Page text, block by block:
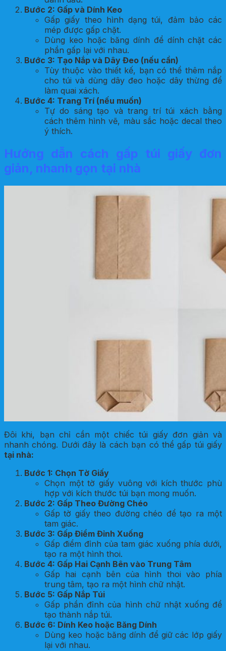
Bước 2: Gấp và Dính Keo
Gấp giấy theo hình dạng túi, đảm bảo các
mép được gấp chặt.
Dùng keo hoặc băng dính để dính chặt các
phần gấp lại với nhau.
Bước 3: Tạo Nắp và Dây Đeo (nếu cần)
Tùy thuộc vào thiết kế, bạn có thể thêm nắp
cho túi và dùng dây đeo hoặc dây thừng để
làm quai xách.
Bước 4: Trang Trí (nếu muốn)
Tự do sáng tạo và trang trí túi xách bằng
cách thêm hình vẽ, màu sắc hoặc decal theo
ý thích.
Hướng dẫn cách gấp túi giấy đơn
giản, nhanh gọn tại nhà
Đôi khi, bạn chỉ cần một chiếc túi giấy đơn giản và
nhanh chóng. Dưới đây là cách bạn có thể gấp túi giấy
tại nhà:
Bước 1: Chọn Tờ Giấy
Chọn một tờ giấy vuông với kích thước phù
hợp với kích thước túi bạn mong muốn.
Bước 2: Gấp Theo Đường Chéo
Gấp tờ giấy theo đường chéo để tạo ra một
tam giác.
Bước 3: Gấp Điểm Đỉnh Xuống
Gấp điểm đỉnh của tam giác xuống phía dưới,
tạo ra một hình thoi.
Bước 4: Gấp Hai Cạnh Bên vào Trung Tâm
Gấp hai cạnh bên của hình thoi vào phía
trung tâm, tạo ra một hình chữ nhật.
Bước 5: Gấp Nắp Túi
Gấp phần đỉnh của hình chữ nhật xuống để
tạo thành nắp túi.
Bước 6: Dính Keo hoặc Băng Dính
Dùng keo hoặc băng dính để giữ các lớp giấy
lại với nhau.